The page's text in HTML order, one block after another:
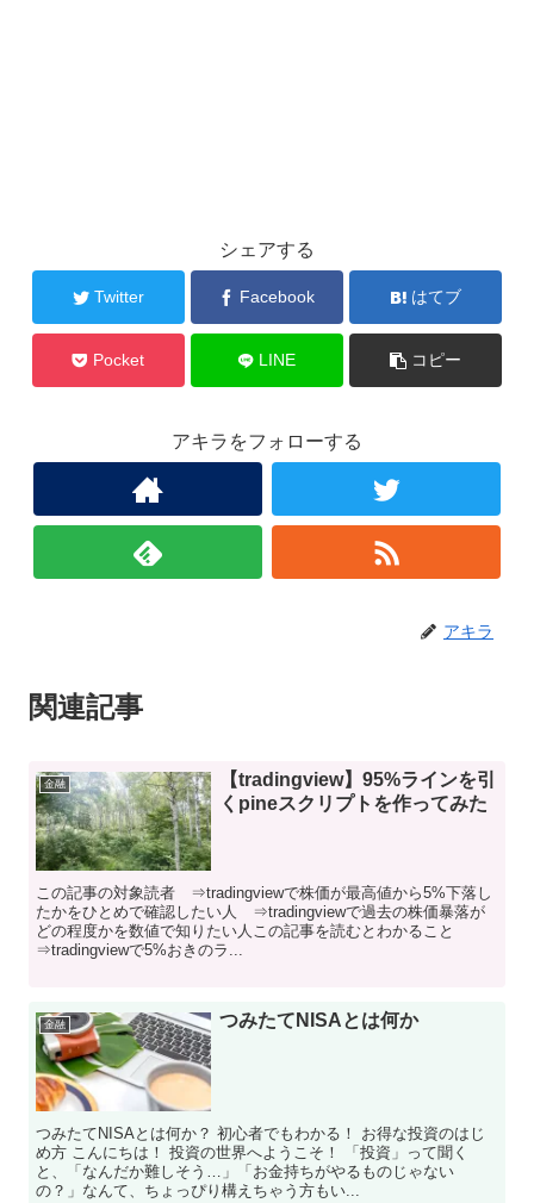
シェアする
Twitter Facebook はてブ
Pocket LINE コピー
アキラをフォローする
アキラ
関連記事
金融
【tradingview】95%ラインを引
くpineスクリプトを作ってみた
この記事の対象読者 ⇒tradingviewで株価が最高値から5%下落し
たかをひとめで確認したい人 ⇒tradingviewで過去の株価暴落が
どの程度かを数値で知りたい人この記事を読むとわかること
⇒tradingviewで5%おきのラ...
金融 つみたてNISAとは何か
つみたてNISAとは何か？ 初心者でもわかる！ お得な投資のはじ
め方 こんにちは！ 投資の世界へようこそ！ 「投資」って聞く
と、「なんだか難しそう…」「お金持ちがやるものじゃない
の？」なんて、ちょっぴり構えちゃう方もい...